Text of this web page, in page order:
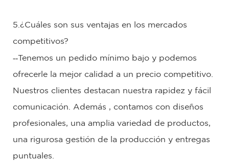
5.¿Cuáles son sus ventajas en los mercados
competitivos?
-- Tenemos un pedido mínimo bajo y podemos
ofrecerle la mejor calidad a un precio competitivo.
Nuestros clientes destacan nuestra rapidez y fácil
comunicación. Además , contamos con diseños
profesionales, una amplia variedad de productos,
una rigurosa gestión de la producción y entregas
puntuales.